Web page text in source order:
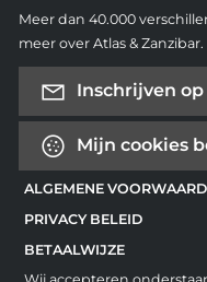
Meer dan 40.000
meer over Atlas & Zanzibar.
Inschrijven
Mijn cookies
ALGEMENE
PRIVACY BELEID
BETAALWIJZE